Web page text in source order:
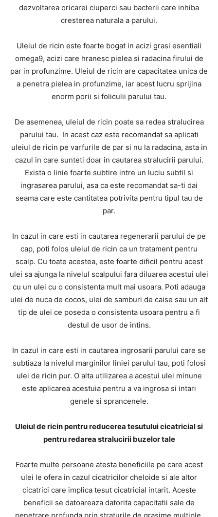
dezvoltarea oricarei ciuperci sau bacterii care inhiba
cresterea naturala a parului.
Uleiul de ricin este foarte bogat in acizi grasi esentiali
omega9, acizi care hranesc pielea si radacina firului de
par in profunzime. Uleiul de ricin are capacitatea unica de
a penetra pielea in profunzime, iar acest lucru sprijina
enorm porii si foliculii parului tau.
De asemenea, uleiul de ricin poate sa redea stralucirea
parului tau. In acest caz este recomandat sa aplicati
uleiul de ricin pe varfurile de par si nu la radacina, asta in
cazul in care sunteti doar in cautarea stralucirii parului.
Exista o linie foarte subtire intre un luciu subtil si
ingrasarea parului, asa ca este recomandat sa-ti dai
seama care este cantitatea potrivita pentru tipul tau de
par.
In cazul in care esti in cautarea regenerarii parului de pe
cap, poti folos uleiul de ricin ca un tratament pentru
scalp. Cu toate acestea, este foarte dificil pentru acest
ulei sa ajunga la nivelul scalpului fara diluarea acestui ulei
cu un ulei cu o consistenta mult mai usoara. Poti adauga
ulei de nuca de cocos, ulei de samburi de caise sau un alt
tip de ulei ce poseda o consistenta usoara pentru a fi
destul de usor de intins.
In cazul in care esti in cautarea ingrosarii parului care se
subtiaza la nivelul marginilor liniei parului tau, poti folosi
ulei de ricin pur. O alta utilizarea a acestui ulei minune
este aplicarea acestuia pentru a va ingrosa si intari
genele si sprancenele.
Uleiul de ricin pentru reducerea tesutului cicatricial si
pentru redarea stralucirii buzelor tale
Foarte multe persoane atesta beneficiile pe care acest
ulei le ofera in cazul cicatricilor cheloide si ale altor
cicatrici care implica tesut cicatricial intarit. Aceste
beneficii se datoareaza datorita capacitatii sale de